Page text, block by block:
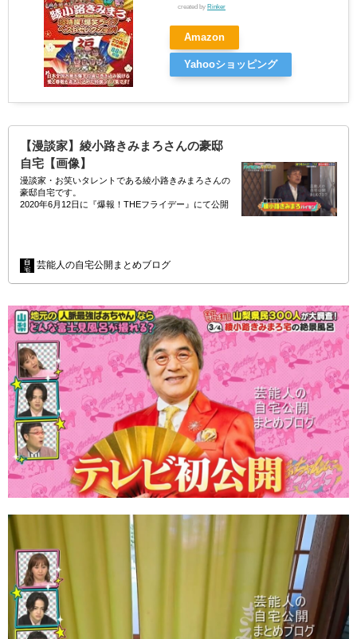
created by Rinker
Amazon
Yahooショッピング
【漫談家】綾小路きみまろさんの豪邸
自宅【画像】
漫談家・お笑いタレントである綾小路きみまろさんの
豪邸自宅です。
2020年6月12日に『爆報！THEフライデー』にて公開
… 芸能人の自宅公開まとめブログ